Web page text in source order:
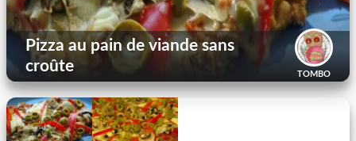
TOMBO
Pizza au pain de viande sans
croûte